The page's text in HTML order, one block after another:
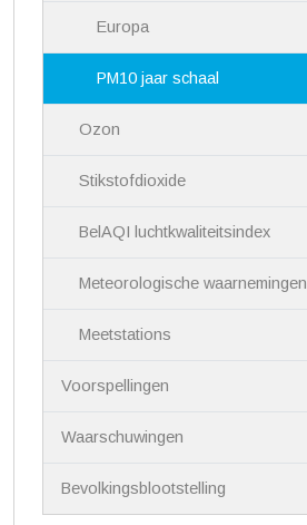
Europa
PM10 jaar schaal
Ozon
Stikstofdioxide
BelAQI luchtkwaliteitsindex
Meteorologische waarnemingen
Meetstations
Voorspellingen
Waarschuwingen
Bevolkingsblootstelling